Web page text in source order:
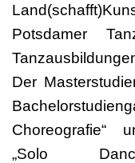
Potsdamer
Der
Choreografie“
„Solo